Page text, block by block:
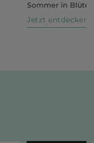
Sommer in Blüte
Jetzt entdecken